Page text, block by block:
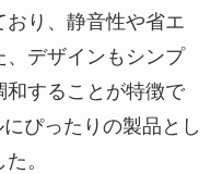
り、静音性や省エ
、デザインもシンプ
和することが特徴で
ぴったりの製品とし
。